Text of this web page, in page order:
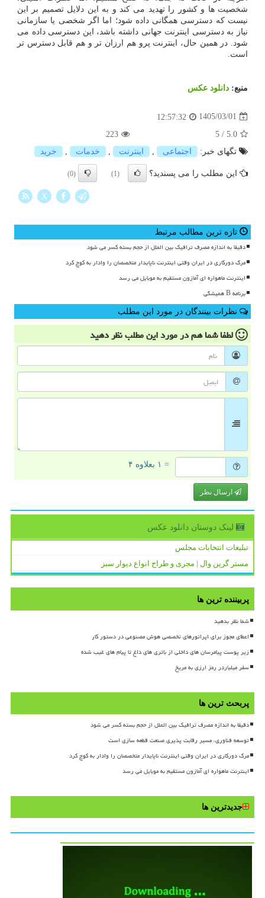
شخصیت ها و کشور را تهدید می کند و به این دلایل تصمیم بر این
نیست که دسترسی همگانی داده شود؛ اما اگر شخصی یا سازمانی
نیاز به دسترسی اینترنت جهانی داشته باشد، این دسترسی داده می
شود. در همین حال، اینترنت پرو هم ارزان تر و هم قابل دسترس تر
است.
منبع: دانلود عكس
1405/03/01
12:57:32
5.0
/
5
223
تگهای خبر:
اجتماعی , اینترنت , خدمات , خرید
این مطلب را می پسندید؟ (1)
(0)
X
تازه ترین مطالب مرتبط
دقیقا به اندازه مصرف ترافیک بین الملل از حجم بسته کسر می شود
مرگ دورکاری در ایران وقتی اینترنت ناپایدار متخصصان را وادار به کوچ کرد
اینترنت ماهواره ای آمازون مستقیم به موبایل می رسد
برنامه B همیشگی
نظرات بینندگان در مورد این مطلب
لطفا شما همدر مورد این مطلبنظر دهید
= ۱ بعلاوه ۴
ارسال نظر
لینک دوستان دانلود عكس
تبلیغات انتخابات مجلس
مستر گرین وال | مجری و طراح انواع دیوار سبز
پربیننده ترین ها
شما نظر بدهید
اعطای مجوز برای اپراتورهای تخصصی هوش مصنوعی در دستور کار
زیر پوست پیامرسان های داخلی از باتری های داغ تا پیام های غیب شده
سفر میلیاردر رمز ارزی به مریخ
پربحث ترین ها
دقیقا به اندازه مصرف ترافیک بین الملل از حجم بسته کسر می شود
توسعه فناوری، مسیر رقابت پذیری صنعت قطعه سازی است
مرگ دورکاری در ایران وقتی اینترنت ناپایدار متخصصان را وادار به کوچ کرد
اینترنت ماهواره ای آمازون مستقیم به موبایل می رسد
جدیدترین ها